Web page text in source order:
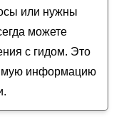
или нужны
можете
с гидом. Это
информацию